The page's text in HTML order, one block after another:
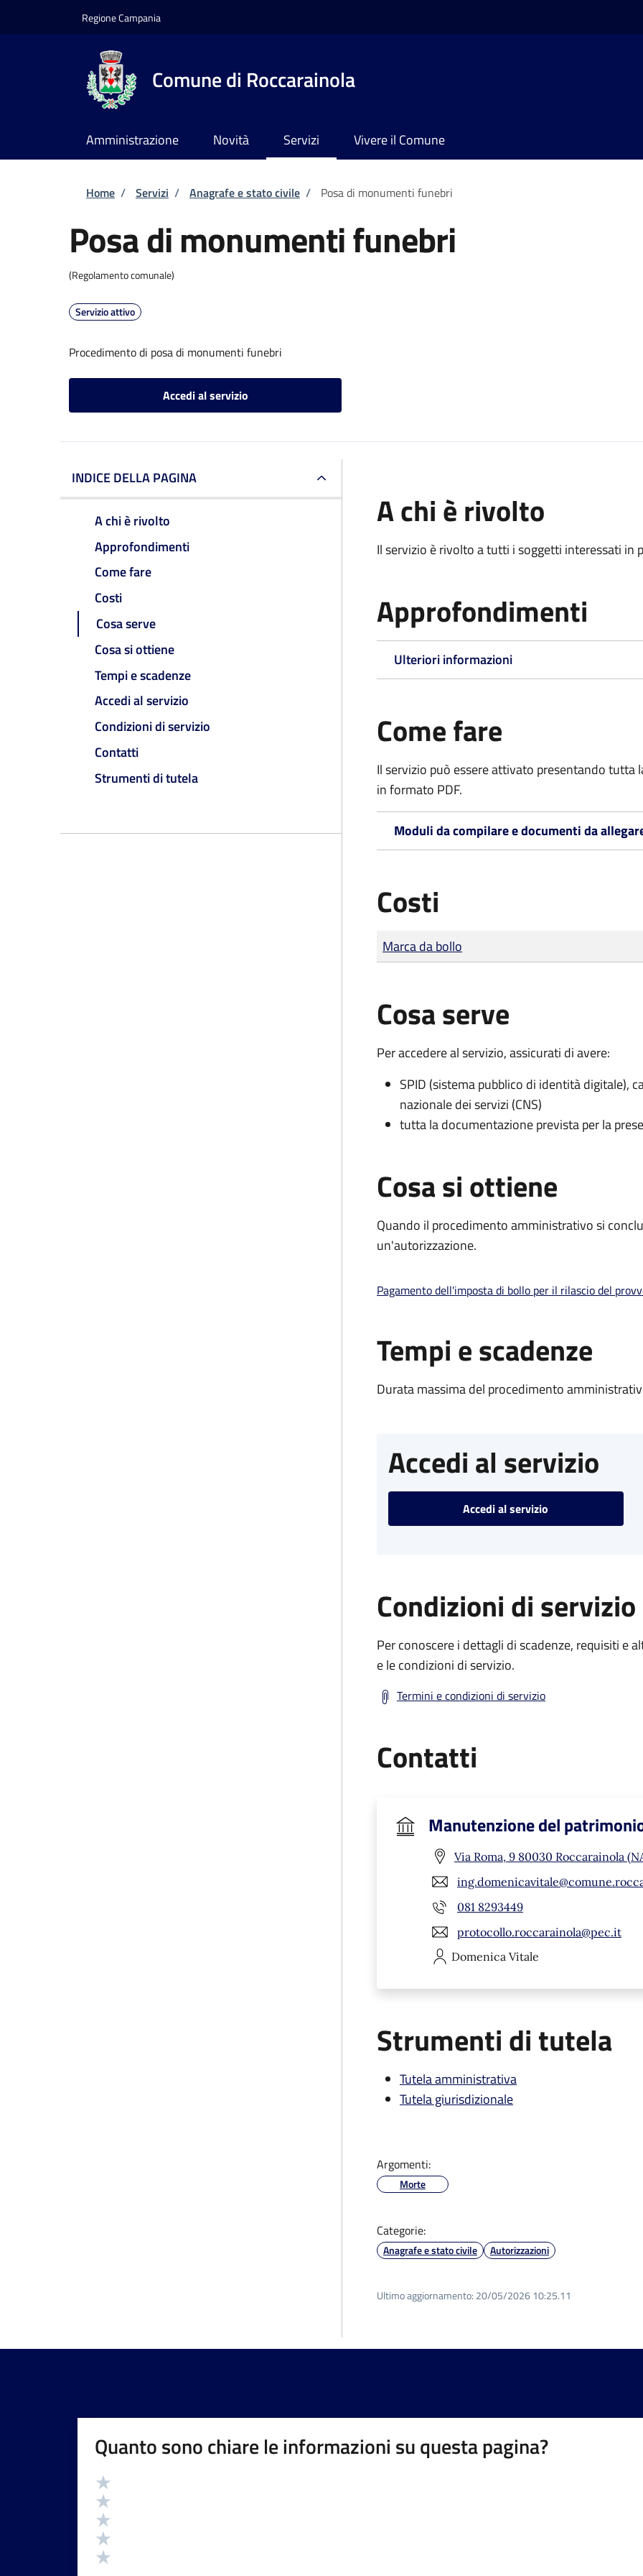
Regione Campania
Comune di Roccarainola
Amministrazione Novità Servizi Vivere il Comune
Briciole di pane
Home / Servizi / Anagrafe e stato civile / Posa di monumenti funebri
Posa di monumenti funebri
(Regolamento comunale)
Servizio attivo
Procedimento di posa di monumenti funebri
Accedi al servizio
INDICE DELLA PAGINA
A chi è rivolto
Approfondimenti
Come fare
Costi
Cosa serve
Cosa si ottiene
Tempi e scadenze
Accedi al servizio
Condizioni di servizio
Contatti
Strumenti di tutela
A chi è rivolto
Il servizio è rivolto a tutti i soggetti interessati in
Approfondimenti
Ulteriori informazioni
Come fare
Il servizio può essere attivato presentando
in formato PDF.
Moduli da compilare e documenti da
Costi
Tipo di pagamento
Importo
Marca da bollo
Cosa serve
Per accedere al servizio, assicurati di avere:
SPID (sistema pubblico di identità digitale),
nazionale dei servizi (CNS)
tutta la documentazione prevista per la
Cosa si ottiene
Quando il procedimento amministrativo si
un'autorizzazione.
Pagamento dell'imposta di bollo per il rilascio del
Tempi e scadenze
Durata massima del procedimento
Accedi al servizio
Accedi al servizio
Condizioni di servizio
Per conoscere i dettagli di scadenze, requisiti e
e le condizioni di servizio.
Termini e condizioni di servizio
Contatti
Manutenzione del
Via Roma, 9 80030 Roccarainola
081 8293449
protocollo.roccarainola@pec.it
Domenica Vitale
Strumenti di tutela
Tutela amministrativa
Tutela giurisdizionale
Argomenti:
Morte
Categorie:
Anagrafe e stato civile Autorizzazioni
Ultimo aggiornamento: 20/05/2026 10:25.11
Quanto sono chiare le informazioni su questa pagina?
Valutazione